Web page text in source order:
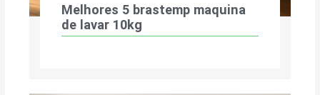
Melhores 5 brastemp maquina
de lavar 10kg